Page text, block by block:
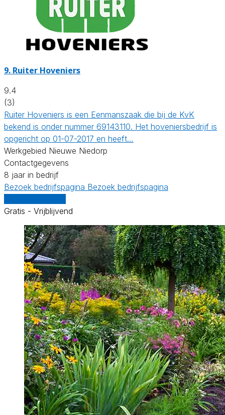
9. Ruiter Hoveniers
9.4
(3)
Ruiter Hoveniers is een Eenmanszaak die bij de KvK
bekend is onder nummer 69143110. Het hoveniersbedrijf is
opgericht op 01-07-2017 en heeft…
Werkgebied Nieuwe Niedorp
Contactgegevens
8 jaar in bedrijf
Bezoek bedrijfspagina Bezoek bedrijfspagina
Gratis - Vrijblijvend